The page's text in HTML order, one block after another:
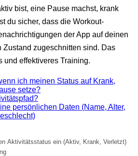
bist, eine Pause machst, krank
du sicher, dass die Workout-
der App auf deinen
zugeschnitten sind. Das
und effektiveres Training.
ich meinen Status auf Krank,
setze?
persönlichen Daten (Name, Alter,
Aktivitätsstatus ein (Aktiv, Krank, Verletzt)